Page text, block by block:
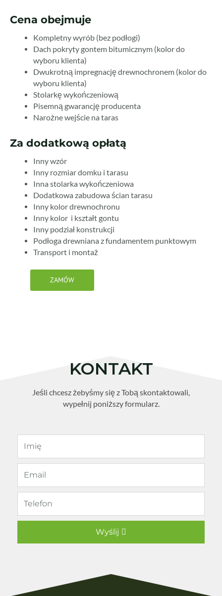
Cena obejmuje
Kompletny wyrób (bez podłogi)
Dach pokryty gontem bitumicznym (kolor do
wyboru klienta)
Dwukrotną impregnację drewnochronem (kolor do
wyboru klienta)
Stolarkę wykończeniową
Pisemną gwarancję producenta
Narożne wejście na taras
Za dodatkową opłatą
Inny wzór
Inny rozmiar domku i tarasu
Inna stolarka wykończeniowa
Dodatkowa zabudowa ścian tarasu
Inny kolor drewnochronu
Inny kolor i kształt gontu
Inny podział konstrukcji
Podłoga drewniana z fundamentem punktowym
Transport i montaż
ZAMÓW
KONTAKT
Jeśli chcesz żebyśmy się z Tobą skontaktowali,
wypełnij poniższy formularz.
Wyślij